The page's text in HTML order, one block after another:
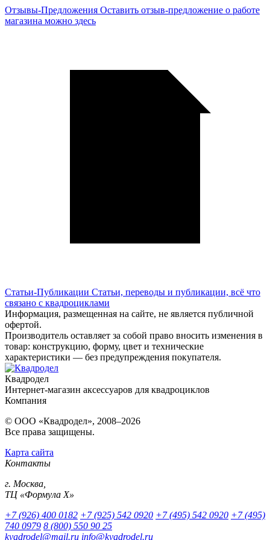
Отзывы-Предложения Оставить отзыв-предложение о работе
магазина можно здесь
Статьи-Публикации Статьи, переводы и публикации, всё что
связано с квадроциклами
Информация, размещенная на сайте, не является публичной
офертой.
Производитель оставляет за собой право вносить изменения в
товар: конструкцию, форму, цвет и технические
характеристики — без предупреждения покупателя.
Квадродел
Интернет-магазин аксессуаров для квадроциклов
Компания
© ООО «Квадродел», 2008–2026
Все права защищены.
Карта сайта
Контакты
г. Москва,
ТЦ «Формула Х»
+7 (926) 400 0182 +7 (925) 542 0920 +7 (495) 542 0920 +7 (495)
740 0979 8 (800) 550 90 25
kvadrodel@mail.ru info@kvadrodel.ru